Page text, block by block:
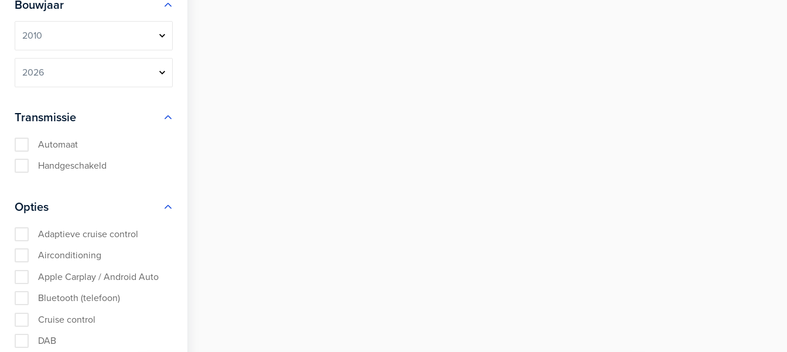
Bouwjaar
Transmissie
Automaat
Handgeschakeld
Opties
Adaptieve cruise control
Airconditioning
Apple Carplay / Android Auto
Bluetooth (telefoon)
Cruise control
DAB